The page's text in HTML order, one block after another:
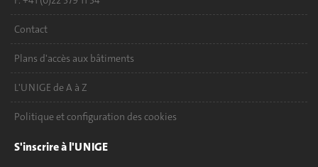
Contact
Plans d'accès aux bâtiments
L'UNIGE de A à Z
Politique et configuration des cookies
S'inscrire à l'UNIGE